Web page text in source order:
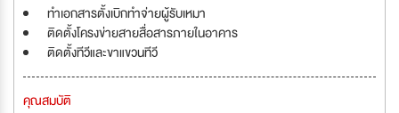
ทำเอกสารตั้งเบิกทำจ่ายผู้รับเหมา
ติดตั้งโครงข่ายสายสื่อสารภายในอาคาร
ติดตั้งทีวีและขาแขวนทีวี
คุณสมบัติ